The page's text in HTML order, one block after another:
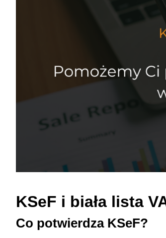
KSeF i biała lista
Co potwierdza KSeF?